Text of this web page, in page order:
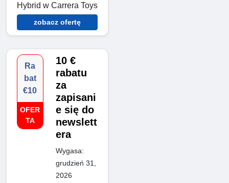
Hybrid w Carrera Toys
zobacz ofertę
Ra
bat
€10
OFER
TA
10 €
rabatu
za
zapisani
e się do
newslett
era
Wygasa:
grudzień 31,
2026